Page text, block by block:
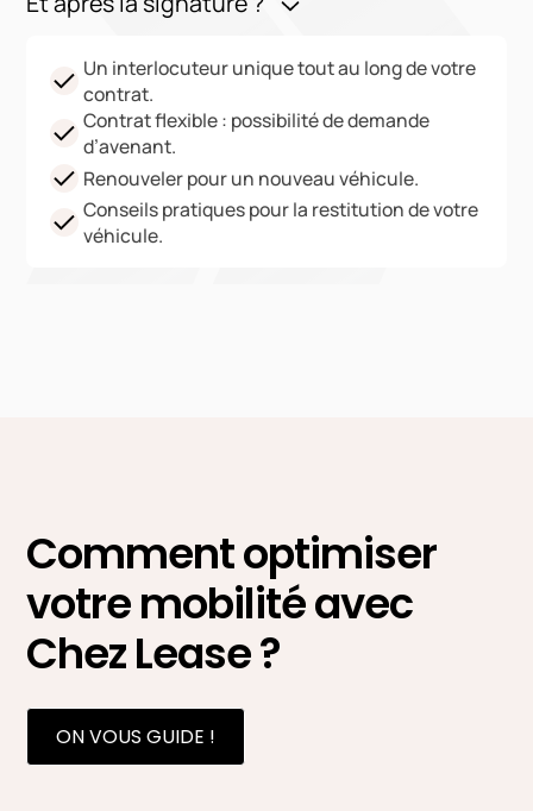
Un interlocuteur unique tout au long de votre
contrat.
Contrat flexible : possibilité de demande
d’avenant.
Renouveler pour un nouveau véhicule.
Conseils pratiques pour la restitution de votre
véhicule.
Comment optimiser
votre mobilité avec
Chez Lease ?
ON VOUS GUIDE !